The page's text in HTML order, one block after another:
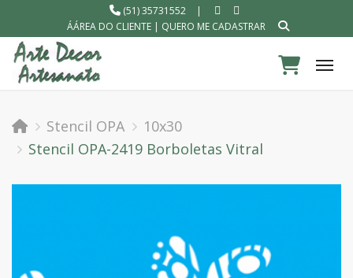
(51) 35731552
|
ÁÁREA DO CLIENTE| QUERO ME CADASTRAR
Stencil OPA
10x30
Stencil OPA-2419 Borboletas Vitral